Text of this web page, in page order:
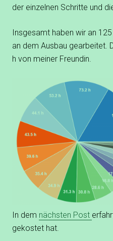
der einzelnen Schritte und
Insgesamt haben wir an
an dem Ausbau gearbeitet.
h von meiner Freundin.
In dem nächsten Post
gekostet hat.